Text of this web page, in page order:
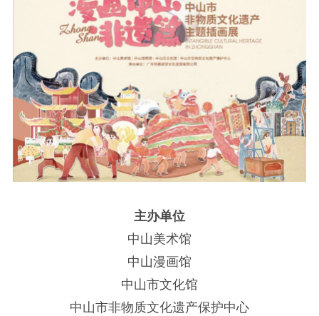
主办单位
中山美术馆
中山漫画馆
中山市文化馆
中山市非物质文化遗产保护中心